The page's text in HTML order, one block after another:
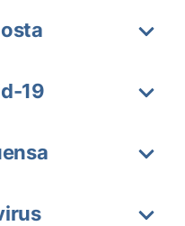
19